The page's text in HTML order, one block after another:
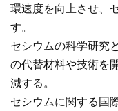
環速度を向上させ、
す。
セシウムの科学研究
の代替材料や技術を
減する。
セシウムに関する国